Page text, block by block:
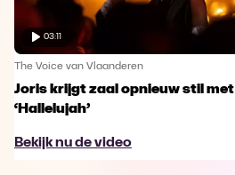
03:11
The Voice van Vlaanderen
Joris krijgt zaal opnieuw stil met
‘Hallelujah’
Bekijk nu de video